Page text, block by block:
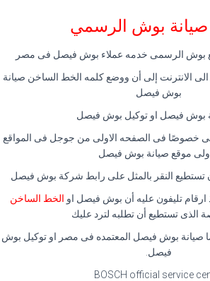
صيانة بوش الرسمي
بوش الرسمى خدمه عملاء بوش فيصل فى مصر
الانترنت إلى أن ووضع كلمه الخط الساخن صيانة
بوش فيصل
بوش فيصل او توكيل بوش فيصل
خصوصًا فى الصفحه الاولى من جوجل فى المواقع
موقع صيانة بوش فيصل
تستطيع النقر بالمثل على رابط شركة بوش فيصل
ارقام تليفون عليه أن بوش فيصل او الخط الساخن
الذى تستطيع أن تطلبه لترد عليك
صيانة بوش فيصل المعتمده فى مصر او توكيل بوش
فيصل.
BOSCH official service